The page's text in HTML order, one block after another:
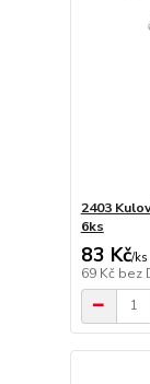
2403
6ks
83 Kč/ks
69 Kč bez